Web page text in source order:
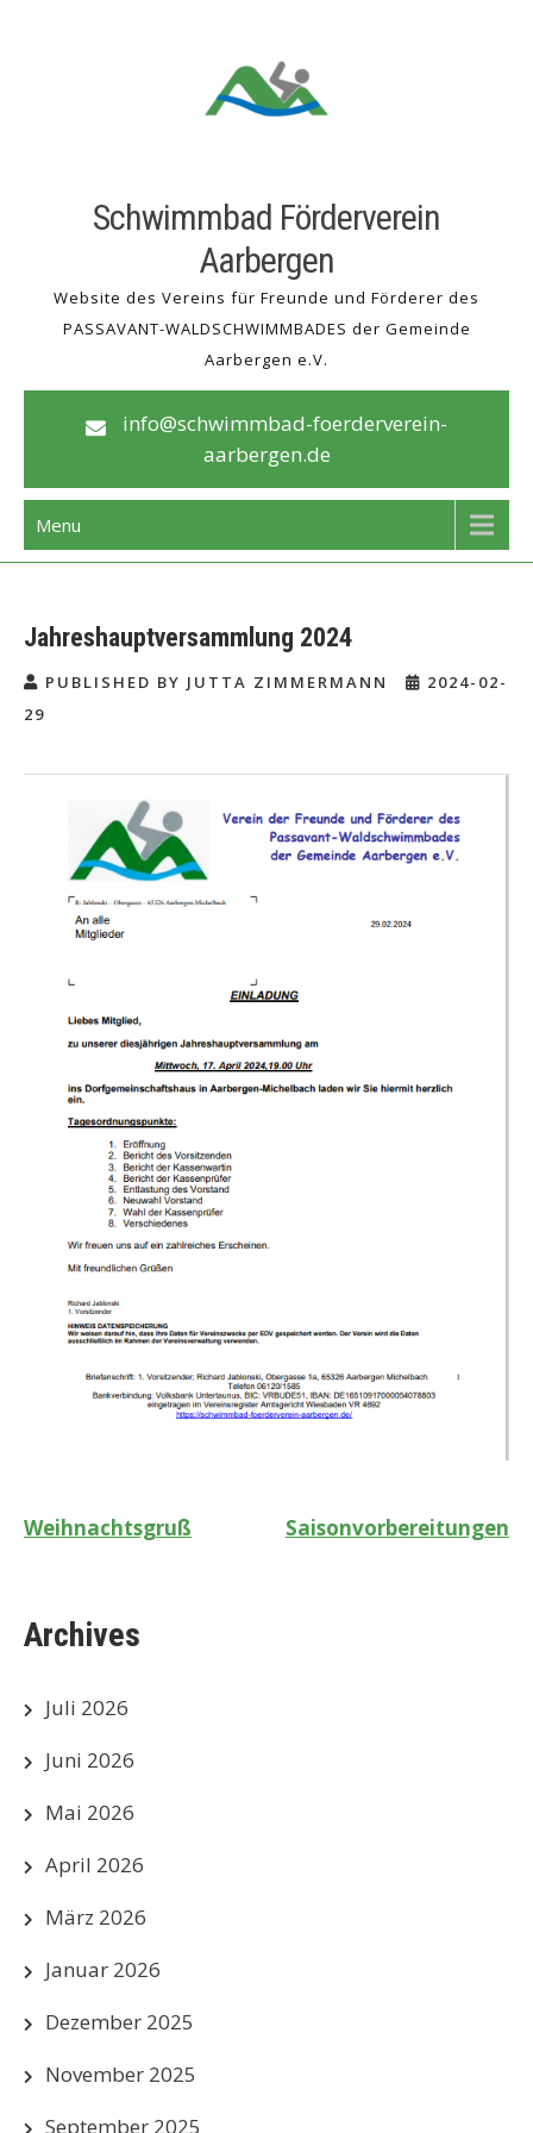
Schwimmbad Förderverein
Aarbergen
Website des Vereins für Freunde und Förderer des
PASSAVANT-WALDSCHWIMMBADES der Gemeinde
Aarbergen e.V.
info@schwimmbad-foerderverein-
aarbergen.de
Menu
Jahreshauptversammlung 2024
PUBLISHED BY JUTTA ZIMMERMANN
2024-02-
29
Beitragsnavigation
Weihnachtsgruß Saisonvorbereitungen
Archives
Juli 2026
Juni 2026
Mai 2026
April 2026
März 2026
Januar 2026
Dezember 2025
November 2025
September 2025